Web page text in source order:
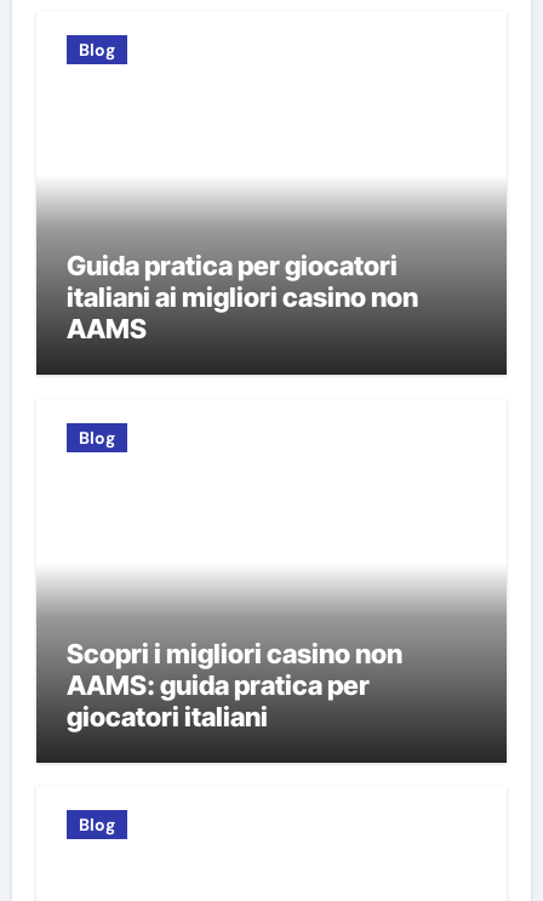
Blog
Guida pratica per giocatori
italiani ai migliori casino non
AAMS
Blog
Scopri i migliori casino non
AAMS: guida pratica per
giocatori italiani
Blog